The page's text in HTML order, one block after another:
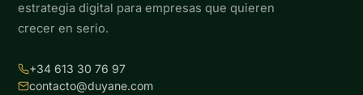
estrategia digital para empresas que quieren
crecer en serio.
+34 613 30 76 97
contacto@duyane.com